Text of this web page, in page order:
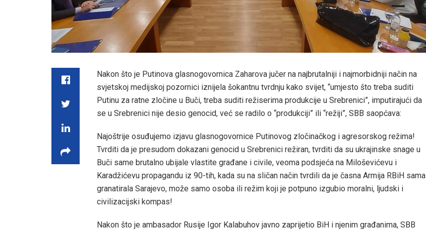
Nakon što je Putinova glasnogovornica Zaharova jučer na najbrutalniji i najmorbidniji način na
svjetskoj medijskoj pozornici iznijela šokantnu tvrdnju kako svijet, “umjesto što treba suditi
Putinu za ratne zločine u Buči, treba suditi režiserima produkcije u Srebrenici”, imputirajući da
se u Srebrenici nije desio genocid, već se radilo o “produkciji” ili “režiji”, SBB saopćava:
Najoštrije osuđujemo izjavu glasnogovornice Putinovog zločinačkog i agresorskog režima!
Tvrditi da je presudom dokazani genocid u Srebrenici režiran, tvrditi da su ukrajinske snage u
Buči same brutalno ubijale vlastite građane i civile, veoma podsjeća na Miloševićevu i
Karadžićevu propagandu iz 90-tih, kada su na sličan način tvrdili da je časna Armija RBiH sama
granatirala Sarajevo, može samo osoba ili režim koji je potpuno izgubio moralni, ljudski i
civilizacijski kompas!
Nakon što je ambasador Rusije Igor Kalabuhov javno zaprijetio BiH i njenim građanima, SBB